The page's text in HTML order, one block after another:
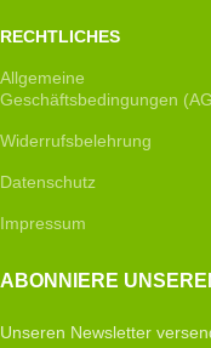
RECHTLICHES
Allgemeine
Geschäftsbedingungen
Widerrufsbelehrung
Datenschutz
Impressum
ABONNIERE
Unseren Newsletter